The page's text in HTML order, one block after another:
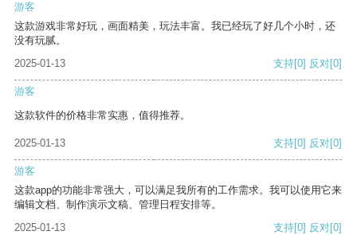
游客
这款游戏非常好玩，画面精美，玩法丰富。我已经玩了好几个小时，还
没有玩腻。
2025-01-13
支持[0] 反对[0]
游客
这款软件的价格非常实惠，值得推荐。
2025-01-13 支持[0] 反对[0]
游客
这款app的功能非常强大，可以满足我所有的工作需求。我可以使用它来
编辑文档、制作演示文稿、管理日程安排等。
2025-01-13
支持[0] 反对[0]